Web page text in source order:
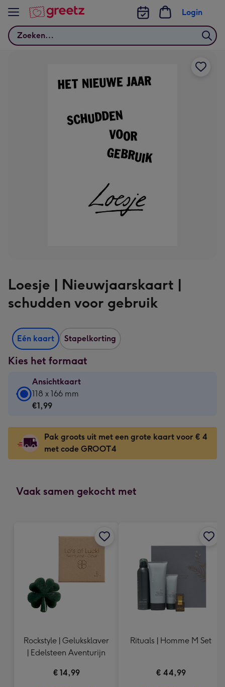
Bekijk meer
Zoeken
Login
Loesje | Nieuwjaarskaart |
schudden voor gebruik
Eén kaart Stapelkorting
Kies het formaat
Ansichtkaart
Ansichtkaart
-
-
118
x
-
118 x 166 mm
€1,99
Pak groots uit met een grote kaart voor € 4
met code GROOT4
Vaak samen gekocht met
Rockstyle | Geluksklaver
| Edelsteen Aventurijn
€ 14,99
Rituals | Homme M Set
€ 44,99